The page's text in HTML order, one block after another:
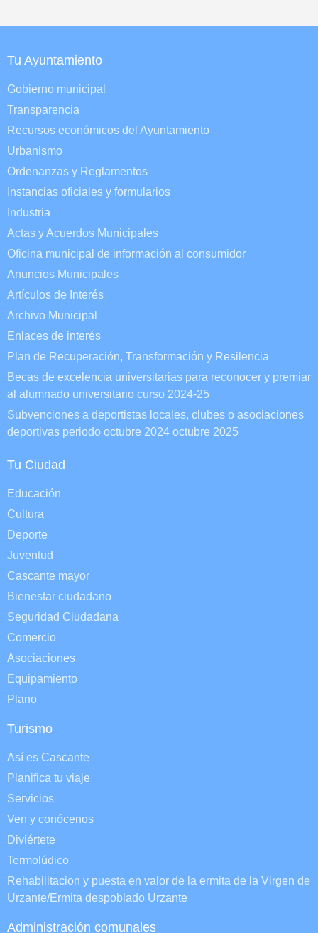
Tu Ayuntamiento
Gobierno municipal
Transparencia
Recursos económicos del Ayuntamiento
Urbanismo
Ordenanzas y Reglamentos
Instancias oficiales y formularios
Industria
Actas y Acuerdos Municipales
Oficina municipal de información al consumidor
Anuncios Municipales
Artículos de Interés
Archivo Municipal
Enlaces de interés
Plan de Recuperación, Transformación y Resilencia
Becas de excelencia universitarias para reconocer y premiar
al alumnado universitario curso 2024-25
Subvenciones a deportistas locales, clubes o asociaciones
deportivas periodo octubre 2024 octubre 2025
Tu Ciudad
Educación
Cultura
Deporte
Juventud
Cascante mayor
Bienestar ciudadano
Seguridad Ciudadana
Comercio
Asociaciones
Equipamiento
Plano
Turismo
Así es Cascante
Planifica tu viaje
Servicios
Ven y conócenos
Diviértete
Termolúdico
Rehabilitacion y puesta en valor de la ermita de la Virgen de
Urzante/Ermita despoblado Urzante
Administración comunales